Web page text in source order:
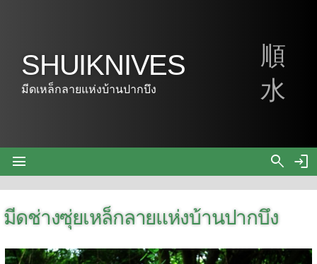
SHUIKNIVES
มีดเหล็กลายแห่งบ้านปากบึง
順
水
menu login
search
มีดช่างซุ่ยเหล็กลายแห่งบ้านปากบึง